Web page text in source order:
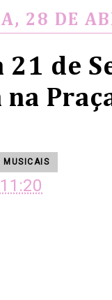
28 DE
21 de
na
MUSICAIS
11:20